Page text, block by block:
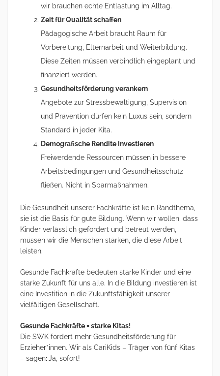
wir brauchen echte Entlastung im Alltag.
Zeit für Qualität schaffen
Pädagogische Arbeit braucht Raum für
Vorbereitung, Elternarbeit und Weiterbildung.
Diese Zeiten müssen verbindlich eingeplant und
finanziert werden.
Gesundheitsförderung verankern
Angebote zur Stressbewältigung, Supervision
und Prävention dürfen kein Luxus sein, sondern
Standard in jeder Kita.
Demografische Rendite investieren
Freiwerdende Ressourcen müssen in bessere
Arbeitsbedingungen und Gesundheitsschutz
fließen. Nicht in Sparmaßnahmen.
Die Gesundheit unserer Fachkräfte ist kein Randthema,
sie ist die Basis für gute Bildung. Wenn wir wollen, dass
Kinder verlässlich gefördert und betreut werden,
müssen wir die Menschen stärken, die diese Arbeit
leisten.
Gesunde Fachkräfte bedeuten starke Kinder und eine
starke Zukunft für uns alle. In die Bildung investieren ist
eine Investition in die Zukunftsfähigkeit unserer
vielfältigen Gesellschaft.
Gesunde Fachkräfte = starke Kitas!
Die SWK fordert mehr Gesundheitsförderung für
Erzieher*innen. Wir als CariKids – Träger von fünf Kitas
– sagen:Ja, sofort!